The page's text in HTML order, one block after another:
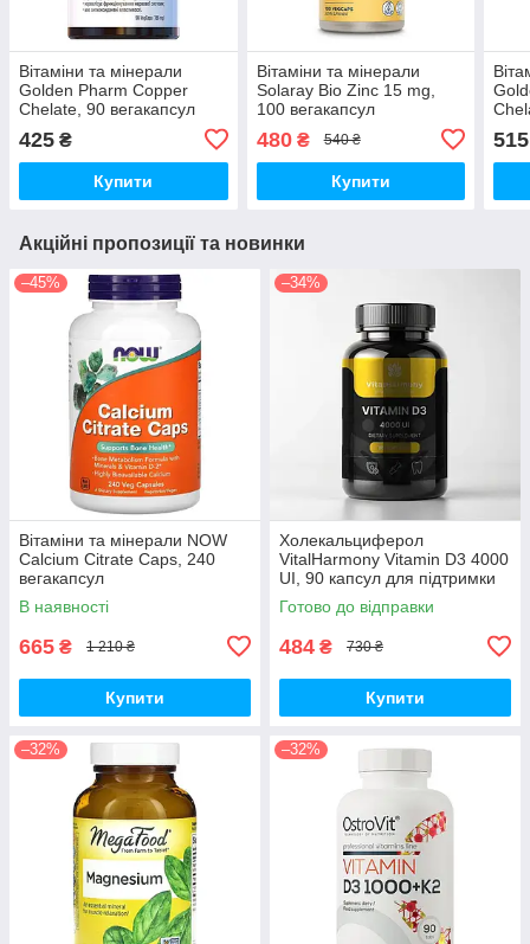
Вітаміни та мінерали
Golden Pharm Copper
Chelate, 90 вегакапсул
425 ₴
Купити
Вітаміни та мінерали
Solaray Bio Zinc 15 mg,
100 вегакапсул
480₴ 540 ₴
Купити
515
Акційні пропозиції та новинки
–45%
Вітаміни та мінерали NOW
Calcium Citrate Caps, 240
вегакапсул
В наявності
665 ₴ 1 210 ₴
Купити
–34%
Холекальциферол
VitalHarmony Vitamin D3 4000
UI, 90 капсул для підтримки
імунної системи
Готово до відправки
484 ₴ 730 ₴
Купити
–32% –32%